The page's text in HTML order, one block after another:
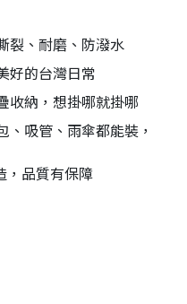
裂、耐磨、防潑水
好的台灣日常
收納，想掛哪就掛哪
吸管、雨傘都能裝，
，品質有保障